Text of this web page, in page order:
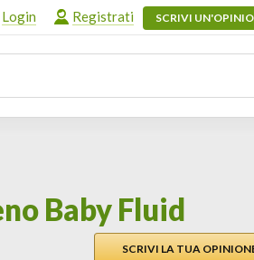
Login Registrati SCRIVI
Baby Fluid
SCRIVI LA TUA